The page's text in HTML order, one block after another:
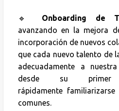
🔹 Onboarding de
avanzando en la mejora
incorporación de nuevos
que cada nuevo talento de
adecuadamente a
desde su
rápidamente
comunes.